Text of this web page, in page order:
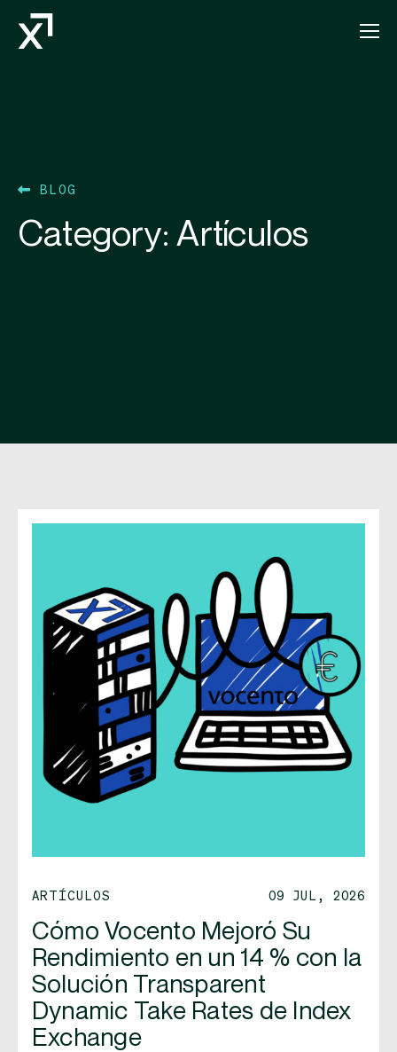
Index Exchange Home page
BLOG
Category:Artículos
ARTÍCULOS 09 JUL, 2026
Cómo Vocento Mejoró Su
Rendimiento en un 14 % con la
Solución Transparent
Dynamic Take Rates de Index
Exchange